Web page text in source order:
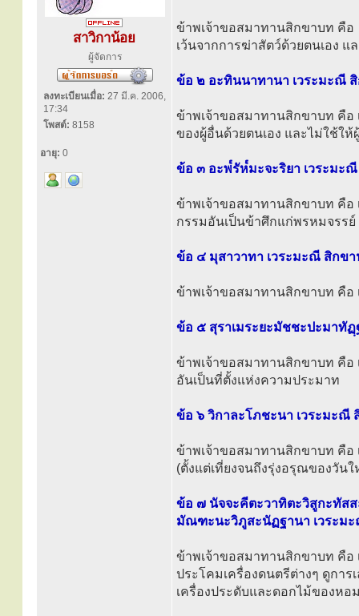
สาวิกาน้อย
ผู้จัดการ
ลงทะเบียนเมื่อ: 27 มี.ค. 2006,
17:34
โพสต์: 8158
อายุ: 0
ข้าพเจ้าขอสมาทานสิกขาบท คือ
เว้นจากการฆ่าสัตว์ด้วยตนเอง แ
ข้อ ๒ อะทินนาทานา เวระมะณี
ข้าพเจ้าขอสมาทานสิกขาบท คือ
ของผู้อื่นด้วยตนเอง และไม่ใช้ใ
ข้อ ๓ อะพ๎รัห๎มะจะริยา เวระมะ
ข้าพเจ้าขอสมาทานสิกขาบท คือ
กรรมอันเป็นข้าศึกแก่พรหมจรรย์
ข้อ ๔ มุสาวาทา เวระมะณี สิกข
ข้าพเจ้าขอสมาทานสิกขาบท คือ
ข้อ ๕ สุราเมระยะมัชชะปะมาทั
ข้าพเจ้าขอสมาทานสิกขาบท คือ
อันเป็นที่ตั้งแห่งความประมาท
ข้อ ๖ วิกาละโภชะนา เวระมะณี
ข้าพเจ้าขอสมาทานสิกขาบท คือ
(ตั้งแต่เที่ยงจนถึงรุ่งอรุณของวันใ
ข้อ ๗ นัจจะคีตะวาทิตะวิสูกะทัส
มัณฑะนะวิภูสะนัฏฐานา เวระม
ข้าพเจ้าขอสมาทานสิกขาบท คือ
ประโคมเครื่องดนตรีต่างๆ ดูการ
เครื่องประดับและดอกไม้ของหอ